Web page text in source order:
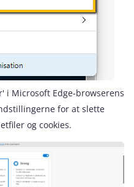
i Microsoft Edge-browserens
for at slette
og cookies.